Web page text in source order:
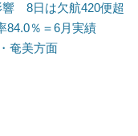
響 8日は欠航420便超
％＝6月実績
奄美方面